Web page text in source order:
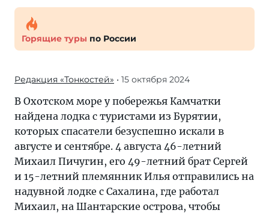
Горящие туры по России
Редакция «Тонкостей» • 15 октября 2024
В Охотском море у побережья Камчатки
найдена лодка с туристами из Бурятии,
которых спасатели безуспешно искали в
августе и сентябре. 4 августа 46-летний
Михаил Пичугин, его 49-летний брат Сергей
и 15-летний племянник Илья отправились на
надувной лодке с Сахалина, где работал
Михаил, на Шантарские острова, чтобы